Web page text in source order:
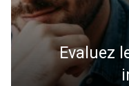
Evaluez